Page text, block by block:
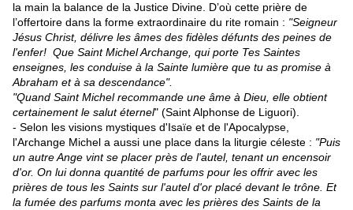
la main la balance de la Justice Divine. D’où cette prière de
l’offertoire dans la forme extraordinaire du rite romain : "Seigneur
Jésus Christ, délivre les âmes des fidèles défunts des peines de
l'enfer! Que Saint Michel Archange, qui porte Tes Saintes
enseignes, les conduise à la Sainte lumière que tu as promise à
Abraham et à sa descendance".
"Quand Saint Michel recommande une âme à Dieu, elle obtient
certainement le salut éternel" (Saint Alphonse de Liguori).
- Selon les visions mystiques d'Isaïe et de l'Apocalypse,
l'Archange Michel a aussi une place dans la liturgie céleste : "Puis
un autre Ange vint se placer près de l'autel, tenant un encensoir
d'or. On lui donna quantité de parfums pour les offrir avec les
prières de tous les Saints sur l'autel d'or placé devant le trône. Et
la fumée des parfums monta avec les prières des Saints de la